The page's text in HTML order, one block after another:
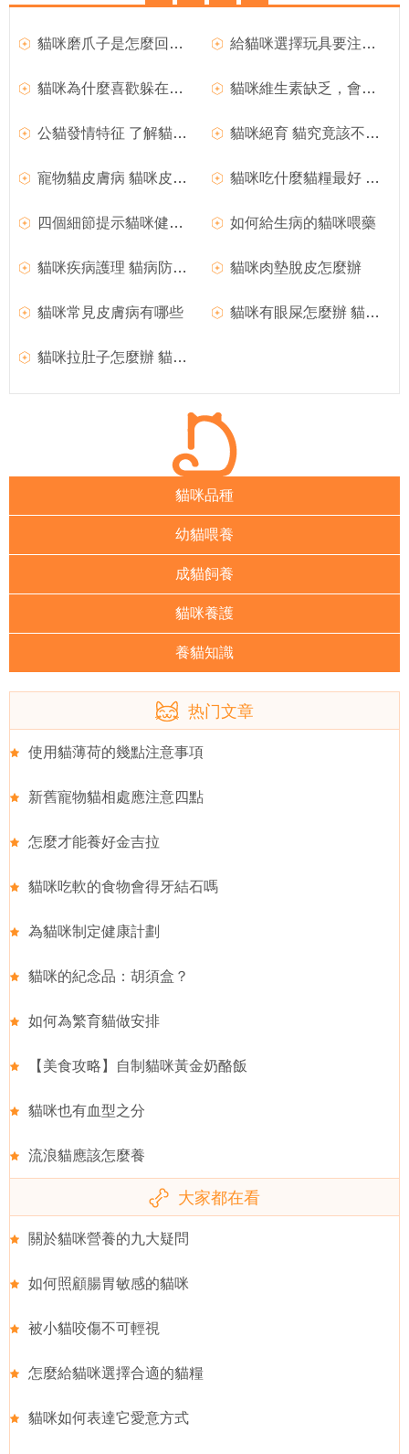
貓咪磨爪子是怎麼回事？ 給貓咪選擇玩具要注意哪些事項呢
貓咪為什麼喜歡躲在箱子裡 貓咪維生素缺乏，會導致什麼樣的後果？
公貓發情特征 了解貓咪的性成熟期 貓咪絕育 貓究竟該不該做絕育
寵物貓皮膚病 貓咪皮膚病有哪些 貓咪吃什麼貓糧最好 貓咪貓糧分類
四個細節提示貓咪健康隱患 如何給生病的貓咪喂藥
貓咪疾病護理 貓病防治方法 貓咪肉墊脫皮怎麼辦
貓咪常見皮膚病有哪些 貓咪有眼屎怎麼辦 貓咪有眼屎治療方法
貓咪拉肚子怎麼辦 貓咪拉肚子應對方法
貓咪品種
幼貓喂養
成貓飼養
貓咪養護
養貓知識
热门文章
使用貓薄荷的幾點注意事項
新舊寵物貓相處應注意四點
怎麼才能養好金吉拉
貓咪吃軟的食物會得牙結石嗎
為貓咪制定健康計劃
貓咪的紀念品：胡須盒？
如何為繁育貓做安排
【美食攻略】自制貓咪黃金奶酪飯
貓咪也有血型之分
流浪貓應該怎麼養
大家都在看
關於貓咪營養的九大疑問
如何照顧腸胃敏感的貓咪
被小貓咬傷不可輕視
怎麼給貓咪選擇合適的貓糧
貓咪如何表達它愛意方式